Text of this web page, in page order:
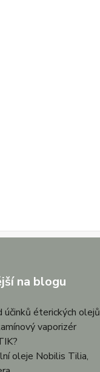
na blogu
účinků éterických olejů
vaporizér
oleje Nobilis Tilia,